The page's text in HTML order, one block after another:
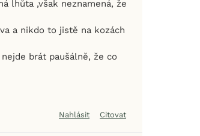
lhůta ,však neznamená, že
a nikdo to jistě na kozách
brát paušálně, že co
Nahlásit Citovat